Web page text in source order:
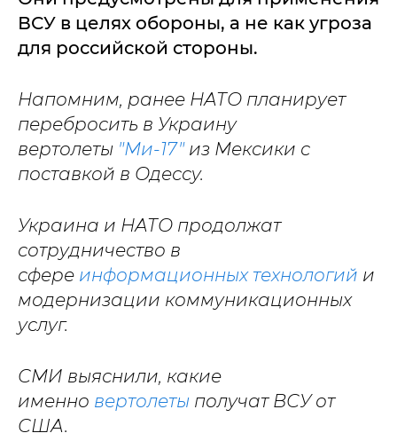
ВСУ в целях обороны, а не как угроза
для российской стороны.
Напомним, ранее НАТО планирует
перебросить в Украину
вертолеты "Ми-17"из Мексики с
поставкой в Одессу.
Украина и НАТО продолжат
сотрудничество в
сфере информационных технологий и
модернизации коммуникационных
услуг.
СМИ выяснили, какие
именно вертолеты получат ВСУ от
США.